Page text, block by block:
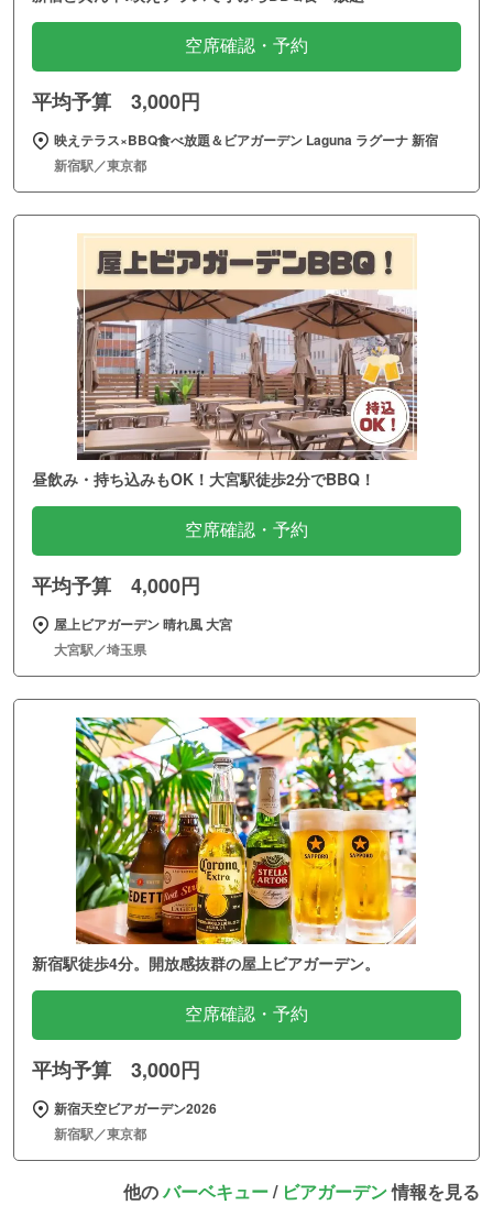
空席確認・予約
平均予算 3,000円
映えテラス×BBQ食べ放題＆ビアガーデン Laguna ラグーナ 新宿
新宿駅／東京都
昼飲み・持ち込みもOK！大宮駅徒歩2分でBBQ！
空席確認・予約
平均予算 4,000円
屋上ビアガーデン 晴れ風 大宮
大宮駅／埼玉県
新宿駅徒歩4分。開放感抜群の屋上ビアガーデン。
空席確認・予約
平均予算 3,000円
新宿天空ビアガーデン2026
新宿駅／東京都
他のバーベキュー/ ビアガーデン情報を見る